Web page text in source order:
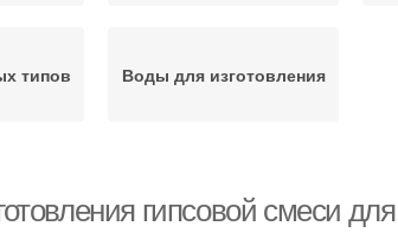
типов Воды для изготовления
гипсовой смеси